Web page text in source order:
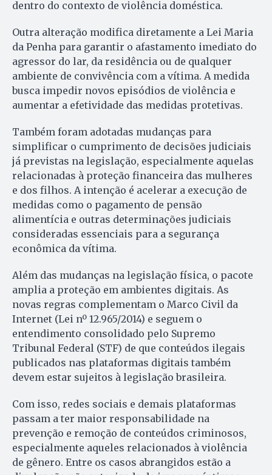
dentro do contexto de violência doméstica.
Outra alteração modifica diretamente a Lei Maria
da Penha para garantir o afastamento imediato do
agressor do lar, da residência ou de qualquer
ambiente de convivência com a vítima. A medida
busca impedir novos episódios de violência e
aumentar a efetividade das medidas protetivas.
Também foram adotadas mudanças para
simplificar o cumprimento de decisões judiciais
já previstas na legislação, especialmente aquelas
relacionadas à proteção financeira das mulheres
e dos filhos. A intenção é acelerar a execução de
medidas como o pagamento de pensão
alimentícia e outras determinações judiciais
consideradas essenciais para a segurança
econômica da vítima.
Além das mudanças na legislação física, o pacote
amplia a proteção em ambientes digitais. As
novas regras complementam o Marco Civil da
Internet (Lei nº 12.965/2014) e seguem o
entendimento consolidado pelo Supremo
Tribunal Federal (STF) de que conteúdos ilegais
publicados nas plataformas digitais também
devem estar sujeitos à legislação brasileira.
Com isso, redes sociais e demais plataformas
passam a ter maior responsabilidade na
prevenção e remoção de conteúdos criminosos,
especialmente aqueles relacionados à violência
de gênero. Entre os casos abrangidos estão a